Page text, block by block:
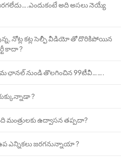
అది అసలు నెయ్యే
నోట్ల కట్ల సెల్ఫీ వీడియో తో దొరికిపోయిన
కాదా ?
ఛానల్ నుండి తొలగించిన 99టీవీ…….
?
మంత్రులకు ఉద్వాసన తప్పదా?
ఎన్నికలు జరగనున్నాయా ?